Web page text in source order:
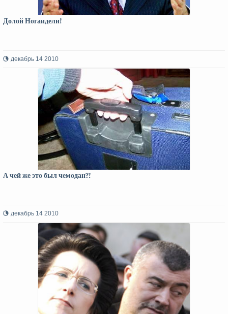
Долой Ногаидели!
декабрь 14 2010
А чей же это был чемодан?!
декабрь 14 2010